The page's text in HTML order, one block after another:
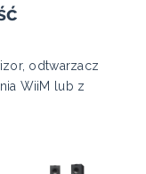
odtwarzacz
WiiM lub z